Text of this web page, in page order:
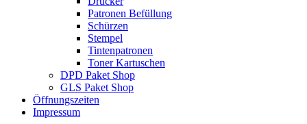
Patronen Befüllung
Schürzen
Stempel
Tintenpatronen
Toner Kartuschen
DPD Paket Shop
GLS Paket Shop
Öffnungszeiten
Impressum